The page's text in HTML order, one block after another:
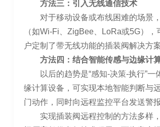
方法三：引入无线通信技术
对于移动设备或布线困难的场景
（如Wi-Fi、ZigBee、LoRa或5G）
户定制了带无线功能的插装阀解决方
方法四：结合智能传感与边缘计
以后的趋势是“感知-决策-执行”
缘计算设备，可实现本地智能判断与
门动作，同时向远程监控平台发送警
实现插装阀远程控制的方法多样